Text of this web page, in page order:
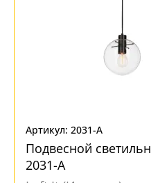
Артикул: 2031-A
Подвесной
2031-A